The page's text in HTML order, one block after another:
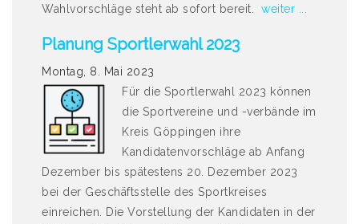
Wahlvorschläge steht ab sofort bereit. weiter ...
Planung Sportlerwahl 2023
Montag, 8. Mai 2023
Für die Sportlerwahl 2023 können
die Sportvereine und -verbände im
Kreis Göppingen ihre
Kandidatenvorschläge ab Anfang
Dezember bis spätestens 20. Dezember 2023
bei der Geschäftsstelle des Sportkreises
einreichen. Die Vorstellung der Kandidaten in der